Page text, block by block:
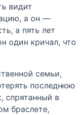
видит
а он —
а пять лет
один кричал, что
семьи,
последнюю
спрятанный в
браслете,